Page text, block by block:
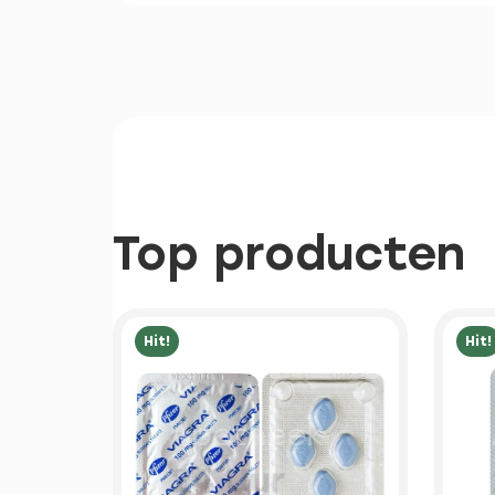
Top producten
Hit! Hit!